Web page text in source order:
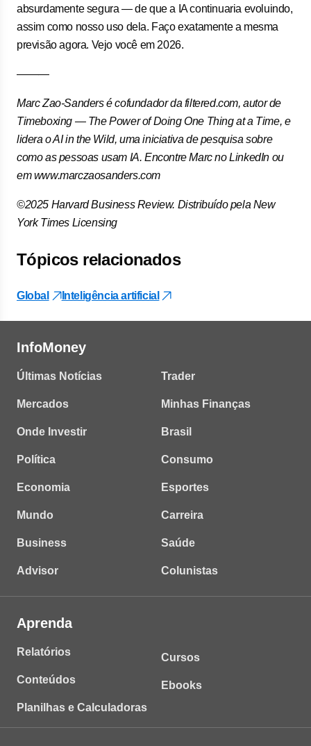
absurdamente segura — de que a IA continuaria evoluindo,
assim como nosso uso dela. Faço exatamente a mesma
previsão agora. Vejo você em 2026.
———
Marc Zao-Sanders é cofundador da filtered.com, autor de
Timeboxing — The Power of Doing One Thing at a Time, e
lidera o AI in the Wild, uma iniciativa de pesquisa sobre
como as pessoas usam IA. Encontre Marc no LinkedIn ou
em www.marczaosanders.com
©2025 Harvard Business Review. Distribuído pela New
York Times Licensing
Tópicos relacionados
Global Inteligência artificial
InfoMoney
Últimas Notícias
Mercados
Onde Investir
Política
Economia
Mundo
Business
Advisor
Trader
Minhas Finanças
Brasil
Consumo
Esportes
Carreira
Saúde
Colunistas
Aprenda
Relatórios
Conteúdos
Planilhas e Calculadoras
Cursos
Ebooks